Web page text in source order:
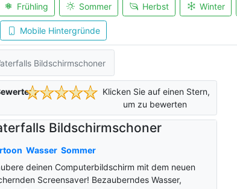
Frühling Sommer Herbst Winter
Mobile Hintergründe
Bildschirmschoner
Klicken Sie auf einen Stern,
um zu bewerten
Bildschirmschoner
Wasser Sommer
deinen Computerbildschirm mit dem neuen
Screensaver! Bezauberndes Wasser,